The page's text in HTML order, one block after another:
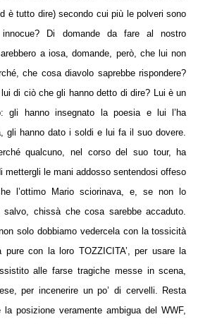
è tutto dire) secondo cui più le polveri sono
Di domande da fare al nostro
a iosa, domande, però, che lui non
che cosa diavolo saprebbe rispondere?
di ciò che gli hanno detto di dire? Lui è un
gli hanno insegnato la poesia e lui l’ha
gli hanno dato i soldi e lui fa il suo dovere.
qualcuno, nel corso del suo tour, ha
mettergli le mani addosso sentendosi offeso
l’ottimo Mario sciorinava, e, se non lo
salvo, chissà che cosa sarebbe accaduto.
solo dobbiamo vedercela con la tossicità
pure con la loro TOZZICITA’, per usare la
alle farse tragiche messe in scena,
per incenerire un po’ di cervelli. Resta
la posizione veramente ambigua del WWF,